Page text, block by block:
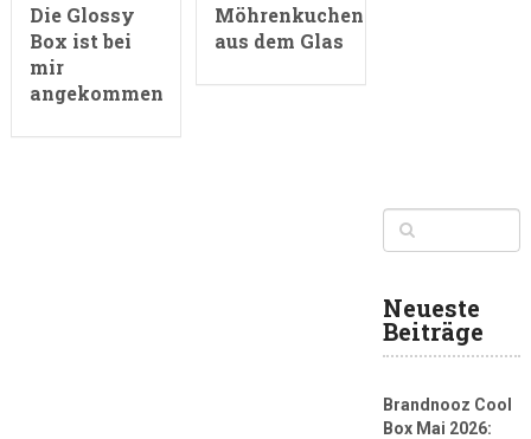
Die Glossy
Box ist bei
mir
angekommen
Möhrenkuchen
aus dem Glas
Neueste
Beiträge
Brandnooz Cool
Box Mai 2026: